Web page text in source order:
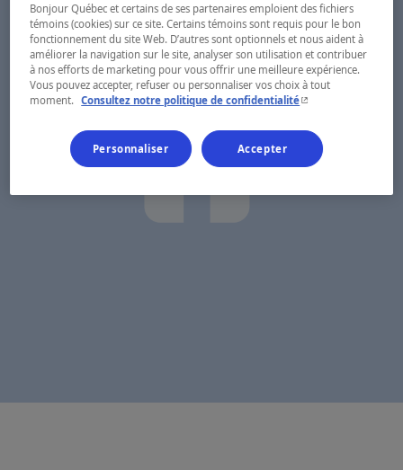
Bonjour Québec et certains de ses partenaires emploient des fichiers
témoins (cookies) sur ce site. Certains témoins sont requis pour le bon
fonctionnement du site Web. D’autres sont optionnels et nous aident à
améliorer la navigation sur le site, analyser son utilisation et contribuer
à nos efforts de marketing pour vous offrir une meilleure expérience.
Vous pouvez accepter, refuser ou personnaliser vos choix à tout
moment.
Consultez notre politique de confidentialité- Cet hyperlien
Personnaliser Accepter